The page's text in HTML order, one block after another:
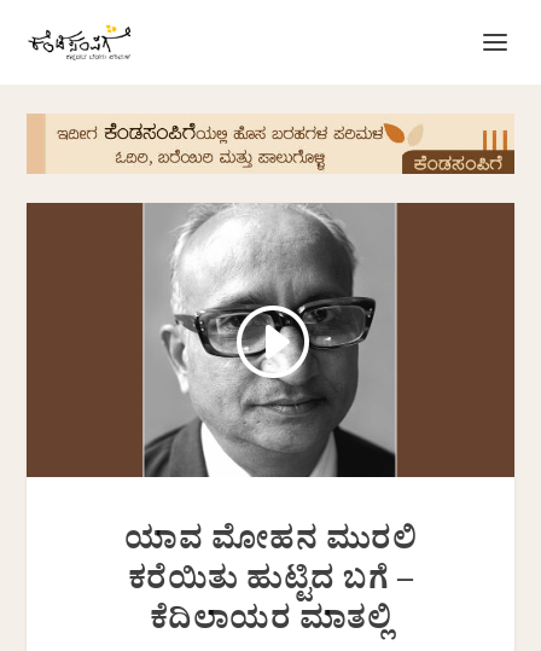
ಯಾವ ಮೋಹನ ಮುರಲಿ
ಕರೆಯಿತು ಹುಟ್ಟಿದ ಬಗೆ –
ಕೆದಿಲಾಯರ ಮಾತಲ್ಲಿ